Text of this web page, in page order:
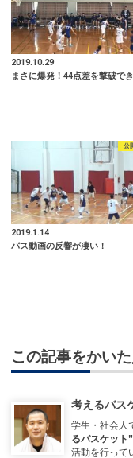
2019.10.29
まさに爆発！44点差を撃破で
公
2019.1.14
パス動画の反響が凄い！
この記事をかい
考えるバス
学生・社会人
るバスケット”
活動を行って